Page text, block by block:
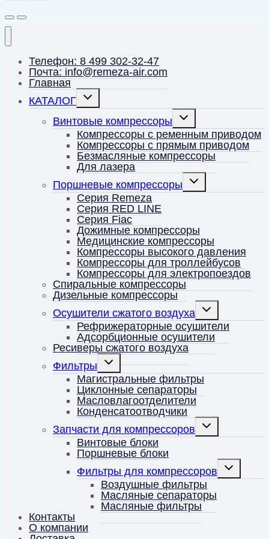
Телефон: 8 499 302-32-47
Почта: info@remeza-air.com
Главная
КАТАЛОГ
Переключить
Винтовые компрессоры
Переключить
меню
Компрессоры с ременным приводом
Компрессоры с прямым приводом
Безмасляные компрессоры
Для лазера
Поршневые компрессоры
Переключить
Серия Remeza
Серия RED LINE
Серия Fiac
Дожимные компрессоры
Медицинские компрессоры
Компрессоры высокого давления
Компрессоры для троллейбусов
Компрессоры для электропоездов
Спиральные компрессоры
Дизельные компрессоры
Осушители сжатого воздуха
Переключить
меню
Рефрижераторные осушители
Адсорбционные осушители
Ресиверы сжатого воздуха
Фильтры
Переключить
дочернее
меню
Магистральные фильтры
Циклонные сепараторы
Масловлагоотделители
Конденсатоотводчики
Запчасти для компрессоров
Переключить
Винтовые блоки
Поршневые блоки
Фильтры для компрессоров
Переключить
Воздушные фильтры
Масляные сепараторы
Масляные фильтры
Контакты
О компании